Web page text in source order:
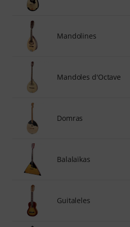
Mandolines
Mandoles d'Octave
Domras
Balalaïkas
Guitaleles